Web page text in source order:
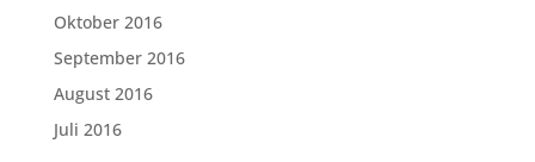
Oktober 2016
September 2016
August 2016
Juli 2016